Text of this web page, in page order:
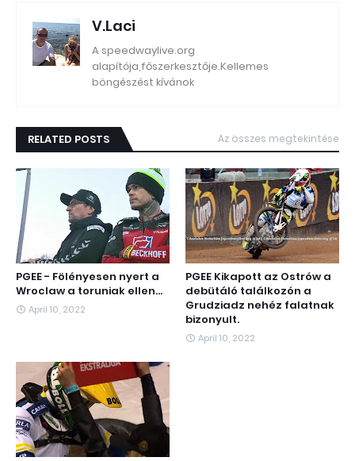
V.Laci
A speedwaylive.org
alapítója,főszerkesztője.Kellemes
böngészést kívánok
RELATED POSTS Az összes megtekintése
PGEE - Fölényesen nyert a
Wroclaw a toruniak ellen...
April 10, 2022
PGEE Kikapott az Ostrów a
debütáló találkozón a
Grudziadz nehéz falatnak
bizonyult.
April 10, 2022